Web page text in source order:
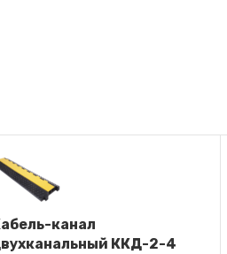
канал
ККД-2-4